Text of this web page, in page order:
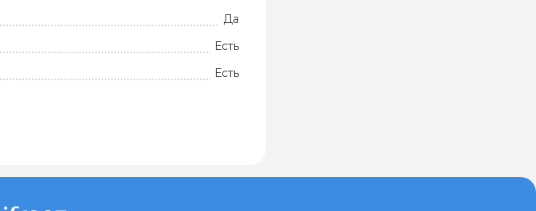
Да
Есть
Есть